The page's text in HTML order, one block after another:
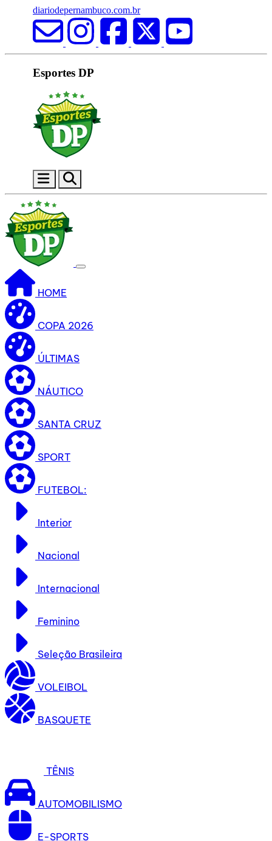
diariodepernambuco.com.br
Esportes DP
HOME
COPA 2026
ÚLTIMAS
NÁUTICO
SANTA CRUZ
SPORT
FUTEBOL:
Interior
Nacional
Internacional
Feminino
Seleção Brasileira
VOLEIBOL
BASQUETE
TÊNIS
AUTOMOBILISMO
E-SPORTS